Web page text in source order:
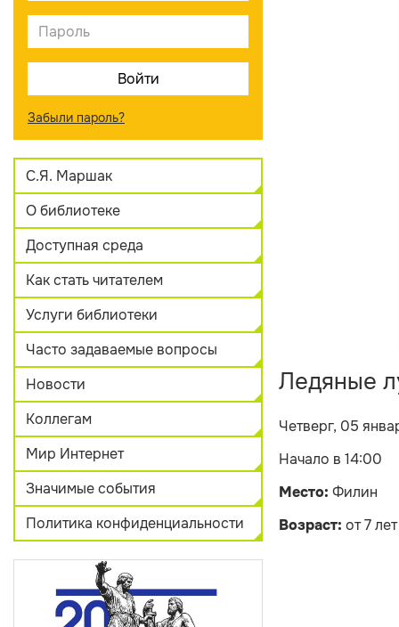
Забыли пароль?
С.Я. Маршак
О библиотеке
Доступная среда
Как стать читателем
Услуги библиотеки
Часто задаваемые вопросы
Новости
Коллегам
Мир Интернет
Значимые события
Политика конфиденциальности
Ледяные
Четверг, 05
Начало в 14:00
Место: Филин
Возраст: от 7 лет